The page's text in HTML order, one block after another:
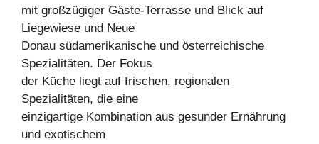
mit großzügiger Gäste-Terrasse und Blick auf
Liegewiese und Neue
Donau südamerikanische und österreichische
Spezialitäten. Der Fokus
der Küche liegt auf frischen, regionalen
Spezialitäten, die eine
einzigartige Kombination aus gesunder Ernährung
und exotischem